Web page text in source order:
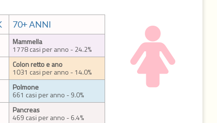
70+ ANNI
Mammella
1778 casi per anno - 24.2%
Colon retto e ano
1031 casi per anno - 14.0%
Polmone
661 casi per anno - 9.0%
Pancreas
469 casi per anno - 6.4%